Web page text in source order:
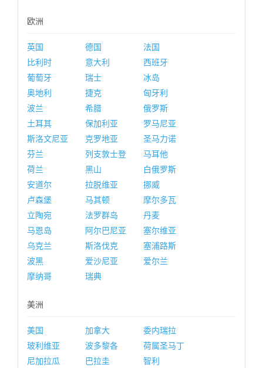
欧洲
英国 德国
法国
比利时
意大利
西班牙
葡萄牙
瑞士
冰岛
奥地利
捷克
匈牙利
波兰
希腊
俄罗斯
土耳其
保加利亚
罗马尼亚
斯洛文尼亚
克罗地亚
圣马力诺
芬兰
列支敦士登
马耳他
荷兰
黑山
白俄罗斯
安道尔
拉脱维亚
挪威
卢森堡
马其顿
摩尔多瓦
立陶宛
法罗群岛
丹麦
马恩岛
阿尔巴尼亚
塞尔维亚
乌克兰
斯洛伐克
塞浦路斯
波黑
爱沙尼亚
爱尔兰
摩纳哥
瑞典
美洲
美国 加拿大
委内瑞拉
玻利维亚
波多黎各
荷属圣马丁
尼加拉瓜
巴拉圭
智利